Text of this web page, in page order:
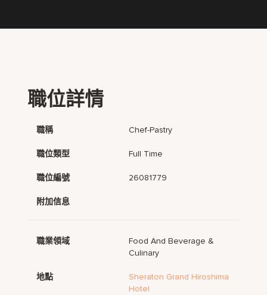
職位詳情
職稱 Chef-Pastry
職位類型 Full Time
職位編號 26081779
附加信息
職業領域
Food And Beverage &
Culinary
地點
Sheraton Grand Hiroshima
Hotel